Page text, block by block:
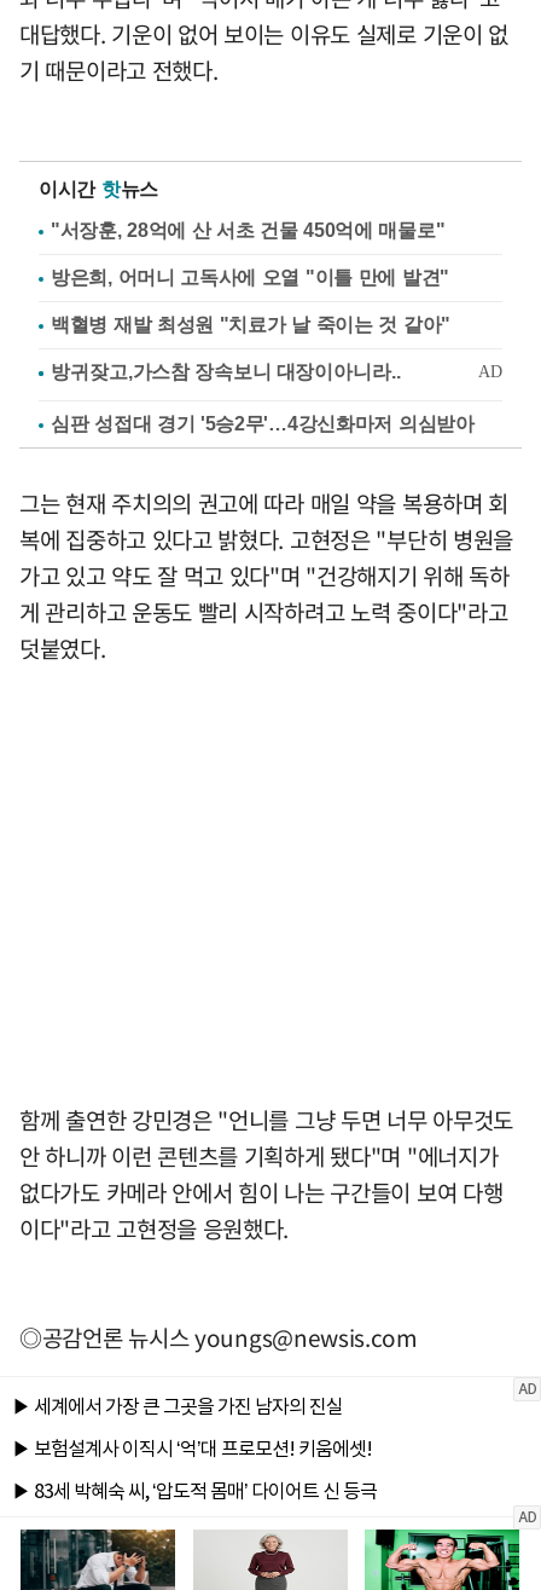
대답했다. 기운이 없어 보이는 이유도 실제로 기운이 없
기 때문이라고 전했다.
이시간 핫뉴스
"서장훈, 28억에 산 서초 건물 450억에 매물로"
방은희, 어머니 고독사에 오열 "이틀 만에 발견"
백혈병 재발 최성원 "치료가 날 죽이는 것 같아"
심판 성접대 경기 '5승2무'…4강신화마저 의심받아
그는 현재 주치의의 권고에 따라 매일 약을 복용하며 회
복에 집중하고 있다고 밝혔다. 고현정은 "부단히 병원을
가고 있고 약도 잘 먹고 있다"며 "건강해지기 위해 독하
게 관리하고 운동도 빨리 시작하려고 노력 중이다"라고
덧붙였다.
함께 출연한 강민경은 "언니를 그냥 두면 너무 아무것도
안 하니까 이런 콘텐츠를 기획하게 됐다"며 "에너지가
없다가도 카메라 안에서 힘이 나는 구간들이 보여 다행
이다"라고 고현정을 응원했다.
◎공감언론 뉴시스youngs@newsis.com